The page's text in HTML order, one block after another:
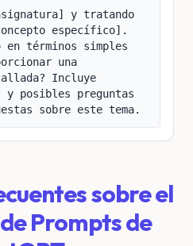
y tratando
específico].
términos simples
una
Incluye
y posibles preguntas
sobre este tema.
sobre el
Prompts de